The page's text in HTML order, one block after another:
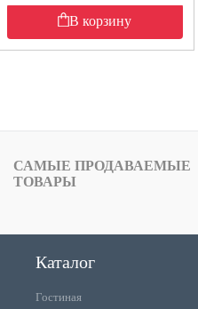
В корзину
САМЫЕ ПРОДАВАЕМЫЕ
ТОВАРЫ
Каталог
Гостиная